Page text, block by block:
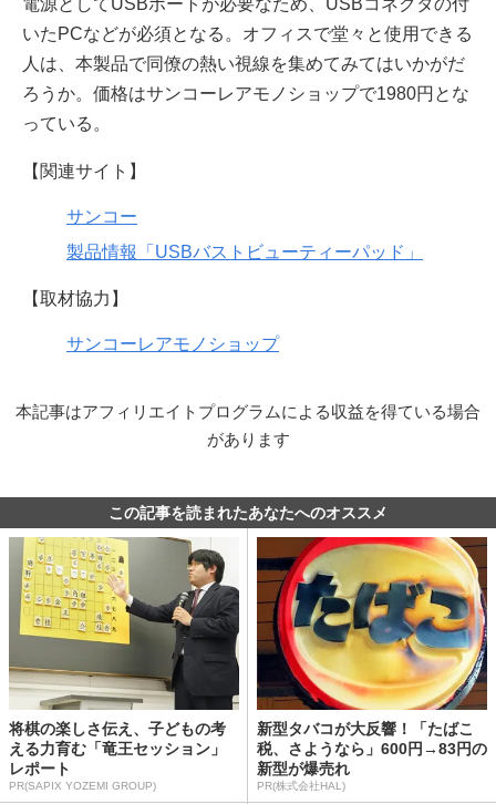
電源としてUSBポートが必要なため、USBコネクタの付
いたPCなどが必須となる。オフィスで堂々と使用できる
人は、本製品で同僚の熱い視線を集めてみてはいかがだ
ろうか。価格はサンコーレアモノショップで1980円とな
っている。
【関連サイト】
サンコー
製品情報「USBバストビューティーパッド」
【取材協力】
サンコーレアモノショップ
本記事はアフィリエイトプログラムによる収益を得ている場合
があります
この記事を読まれたあなたへのオススメ
将棋の楽しさ伝え、子どもの考
える力育む「竜王セッション」
レポート
PR(SAPIX YOZEMI GROUP)
新型タバコが大反響！「たばこ
税、さようなら」600円→83円の
新型が爆売れ
PR(株式会社HAL)